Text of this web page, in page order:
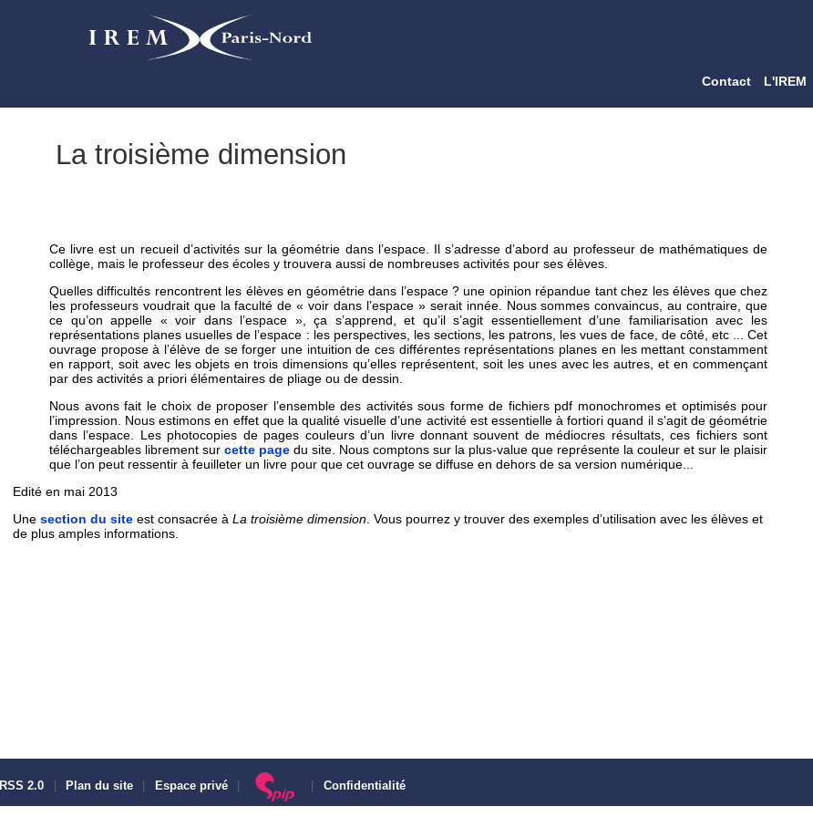
Contact L'IREM
La troisième dimension
Ce livre est un recueil d’activités sur la géométrie dans l’espace. Il s’adresse d’abord au professeur de mathématiques de
collège, mais le professeur des écoles y trouvera aussi de nombreuses activités pour ses élèves.
Quelles difficultés rencontrent les élèves en géométrie dans l’espace ? une opinion répandue tant chez les élèves que chez
les professeurs voudrait que la faculté de « voir dans l’espace » serait innée. Nous sommes convaincus, au contraire, que
ce qu’on appelle « voir dans l’espace », ça s’apprend, et qu’il s’agit essentiellement d’une familiarisation avec les
représentations planes usuelles de l’espace : les perspectives, les sections, les patrons, les vues de face, de côté, etc ... Cet
ouvrage propose à l’élève de se forger une intuition de ces différentes représentations planes en les mettant constamment
en rapport, soit avec les objets en trois dimensions qu’elles représentent, soit les unes avec les autres, et en commençant
par des activités a priori élémentaires de pliage ou de dessin.
Nous avons fait le choix de proposer l’ensemble des activités sous forme de fichiers pdf monochromes et optimisés pour
l’impression. Nous estimons en effet que la qualité visuelle d’une activité est essentielle à fortiori quand il s’agit de géométrie
dans l’espace. Les photocopies de pages couleurs d’un livre donnant souvent de médiocres résultats, ces fichiers sont
téléchargeables librement sur cette page du site. Nous comptons sur la plus-value que représente la couleur et sur le plaisir
que l’on peut ressentir à feuilleter un livre pour que cet ouvrage se diffuse en dehors de sa version numérique...
Edité en mai 2013
Une section du site est consacrée à La troisième dimension . Vous pourrez y trouver des exemples d’utilisation avec les élèves et
de plus amples informations.
RSS 2.0 Plan du site Espace privé Confidentialité